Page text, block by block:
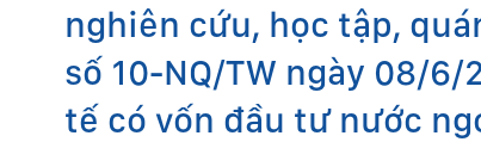
nghiên cứu, học tập,
số 10-NQ/TW ngày 08/
tế có vốn đầu tư nước